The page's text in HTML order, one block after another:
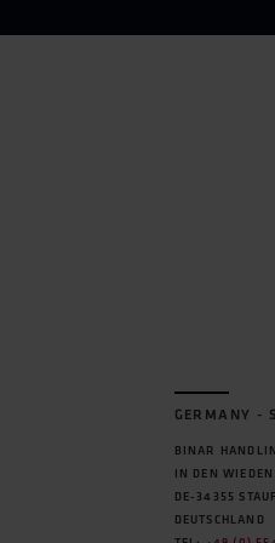
GERMANY -
BINAR
IN DEN WIEDEN
DE-34355
DEUTSCHLAND